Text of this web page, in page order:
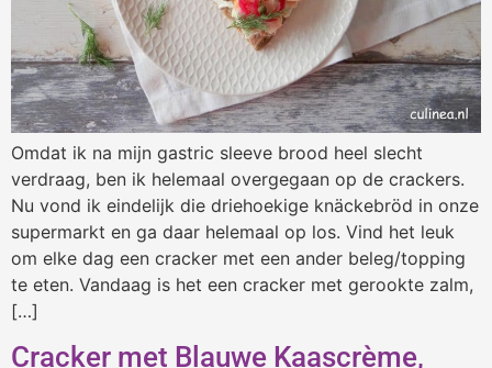
Omdat ik na mijn gastric sleeve brood heel slecht
verdraag, ben ik helemaal overgegaan op de crackers.
Nu vond ik eindelijk die driehoekige knäckebröd in onze
supermarkt en ga daar helemaal op los. Vind het leuk
om elke dag een cracker met een ander beleg/topping
te eten. Vandaag is het een cracker met gerookte zalm,
[…]
Cracker met Blauwe Kaascrème,